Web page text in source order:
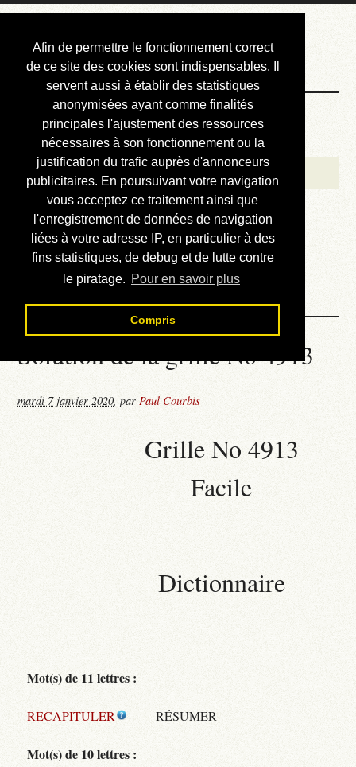
Afin de permettre le fonctionnement correct
de ce site des cookies sont indispensables. Il
servent aussi à établir des statistiques
anonymisées ayant comme finalités
principales l'ajustement des ressources
nécessaires à son fonctionnement ou la
justification du trafic auprès d'annonceurs
publicitaires. En poursuivant votre navigation
vous acceptez ce traitement ainsi que
l'enregistrement de données de navigation
liées à votre adresse IP, en particulier à des
fins statistiques, de debug et de lutte contre
le piratage. Pour en savoir plus
Compris
Courbis, « LE »
Blog Officiel
Bienvenue
Réalisations
Divers (et d’été)
Annonces
Liens externes
Téléchargement
Contact
Solution de la grille No 4913
mardi 7 janvier 2020,parPaul Courbis
Grille No 4913
Facile
Dictionnaire
Mot(s) de 11 lettres :
RECAPITULER RÉSUMER
Mot(s) de 10 lettres :